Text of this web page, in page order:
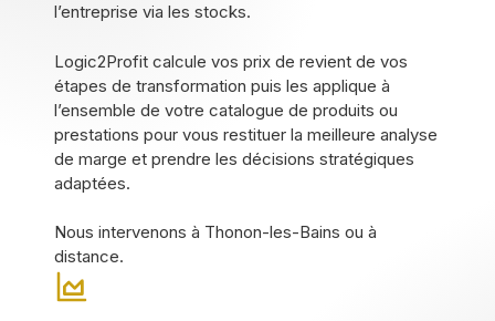
l’entreprise via les stocks.
Logic2Profit calcule vos prix de revient de vos
étapes de transformation puis les applique à
l’ensemble de votre catalogue de produits ou
prestations pour vous restituer la meilleure analyse
de marge et prendre les décisions stratégiques
adaptées.
Nous intervenons à Thonon-les-Bains ou à
distance.